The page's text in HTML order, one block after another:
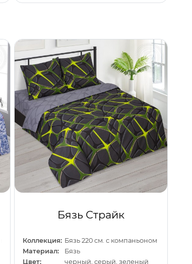
Бязь Страйк
Коллекция: Бязь 220 см. с компаньоном
Материал:
Бязь
Цвет:
черный, серый, зеленый